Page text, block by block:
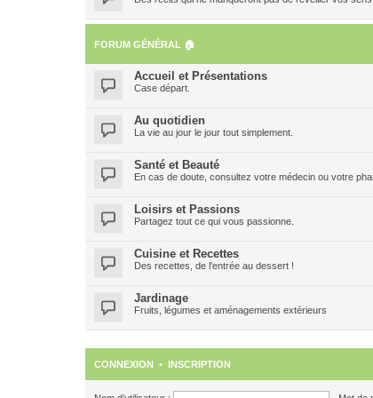
FORUM GÉNÉRAL 🏠
Accueil et Présentations
Case départ.
Au quotidien
La vie au jour le jour tout simplement.
Santé et Beauté
En cas de doute, consultez votre médecin ou votre
Loisirs et Passions
Partagez tout ce qui vous passionne.
Cuisine et Recettes
Des recettes, de l'entrée au dessert !
Jardinage
Fruits, légumes et aménagements extérieurs
CONNEXION • INSCRIPTION